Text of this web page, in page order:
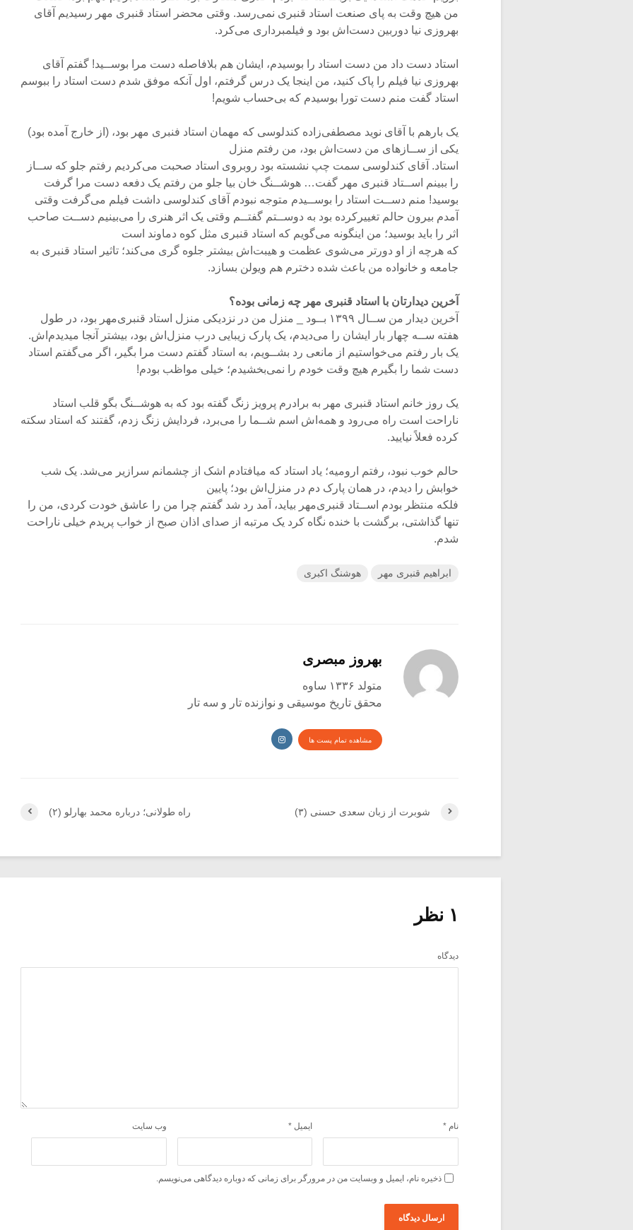
من هیچ وقت به پای صنعت استاد قنبری نمی‌رسد. وقتی محضر استاد قنبری مهر رسیدیم آقای
بهروزی نیا دوربین دست‌اش بود و فیلمبرداری می‌کرد.
استاد دست داد من دست استاد را بوسیدم، ایشان هم بلافاصله دست مرا بوســید! گفتم آقای
بهروزی نیا فیلم را پاک کنید، من اینجا یک درس گرفتم، اول آنکه موفق شدم دست استاد را ببوسم
استاد گفت منم دست تورا بوسیدم که بی‌حساب شویم!
یک بارهم با آقای نوید مصطفی‌زاده کندلوسی که مهمان استاد فنبری مهر بود، (از خارج آمده بود)
یکی از ســازهای من دست‌اش بود، من رفتم منزل
استاد. آقای کندلوسی سمت چپ نشسته بود روبروی استاد صحبت می‌کردیم رفتم جلو که ســاز
را ببینم اســتاد قنبری مهر گفت… هوشــنگ خان بیا جلو من رفتم یک دفعه دست مرا گرفت
بوسید! منم دســت استاد را بوســیدم متوجه نبودم آقای کندلوسی داشت فیلم می‌گرفت وقتی
آمدم بیرون حالم تغییرکرده بود به دوســتم گفتــم وقتی یک اثر هنری را می‌بینیم دســت صاحب
اثر را باید بوسید؛ من اینگونه می‌گویم که استاد قنبری مثل کوه دماوند است
که هرچه از او دورتر می‌شوی عظمت و هیبت‌اش بیشتر جلوه گری می‌کند؛ تاثیر استاد قنبری به
جامعه و خانواده من باعث شده دخترم هم ویولن بسازد.
آخرین دیدارتان با استاد قنبری مهر چه زمانی بوده؟
آخرین دیدار من ســال ۱۳۹۹ بــود _ منزل من در نزدیکی منزل استاد قنبری‌مهر بود، در طول
هفته ســه چهار بار ایشان را می‌دیدم، یک پارک زیبایی درب منزل‌اش بود، بیشتر آنجا میدیدم‌اش.
یک بار رفتم می‌خواستیم از مانعی رد بشــویم، به استاد گفتم دست مرا بگیر، اگر می‌گفتم استاد
دست شما را بگیرم هیچ وقت خودم را نمی‌بخشیدم؛ خیلی مواظب بودم!
یک روز خانم استاد قنبری مهر به برادرم پرویز زنگ گفته بود که به هوشــنگ بگو قلب استاد
ناراحت است راه می‌رود و همه‌اش اسم شــما را می‌برد، فردایش زنگ زدم، گفتند که استاد سکته
کرده فعلاً نیایید.
حالم خوب نبود، رفتم ارومیه؛ یاد استاد که میافتادم اشک از چشمانم سرازیر می‌شد. یک شب
خوابش را دیدم، در همان پارک دم در منزل‌اش بود؛ پایین
فلکه منتظر بودم اســتاد قنبری‌مهر بیاید، آمد رد شد گفتم چرا من را عاشق خودت کردی، من را
تنها گذاشتی، برگشت با خنده نگاه کرد یک مرتبه از صدای اذان صبح از خواب پریدم خیلی ناراحت
شدم.
ابراهیم قنبری مهر هوشنگ اکبری
بهروز مبصری
متولد ۱۳۳۶ ساوه
محقق تاریخ موسیقی و نوازنده تار و سه تار
مشاهده تمام پست ها
راه طولانی؛ درباره محمد بهارلو (۲) شوبرت از زبان سعدی حسنی (۳)
۱ نظر
دیدگاه
نام * ایمیل * وب‌ سایت
ذخیره نام، ایمیل و وبسایت من در مرورگر برای زمانی که دوباره دیدگاهی می‌نویسم.